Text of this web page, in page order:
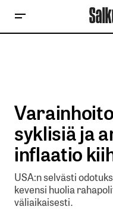
syklisiä ja
inflaatio
USA:n selvästi
kevensi huolia
väliaikaisesti.